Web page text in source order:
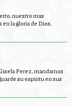
nuestro mas
la gloria de Dios,
Perez, mandamos
su espiritu en sus